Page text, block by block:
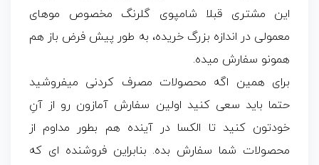
این مشتری قبلا شامپوی گلرنگ مخصوص موهای
معمولی در اندازه بزرگ خریده، به طور پیش فرض باز هم
همونو سفارش میده.
برای همین اگه محصولات مصرف کردنی میفروشید
حتما باید سعی کنید اولین سفارش آمازون رو از آنِ
خودتون کنید تا الکسا در آینده هم بطور مداوم از
محصولات شما سفارش بده. بنابراین فروشنده ای که